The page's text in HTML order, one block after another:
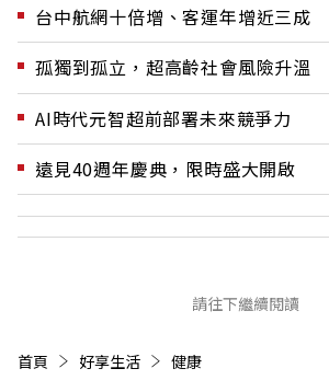
台中航網十倍增、客運年增近三成
孤獨到孤立，超高齡社會風險升溫
AI時代元智超前部署未來競爭力
遠見40週年慶典，限時盛大開啟
請往下繼續閱讀
首頁 好享生活 健康